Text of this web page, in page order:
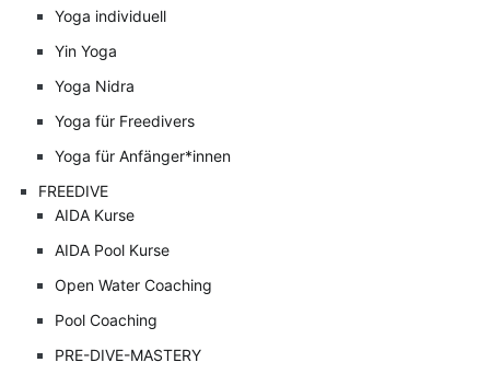
Yoga individuell
Yin Yoga
Yoga Nidra
Yoga für Freedivers
Yoga für Anfänger*innen
FREEDIVE
AIDA Kurse
AIDA Pool Kurse
Open Water Coaching
Pool Coaching
PRE-DIVE-MASTERY